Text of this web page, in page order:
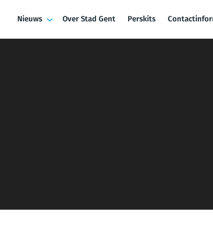
Nieuws Over Stad Gent Perskits